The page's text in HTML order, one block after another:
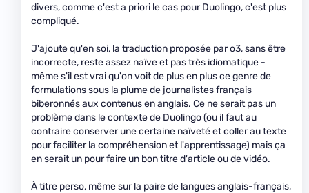
divers, comme c'est a priori le cas pour Duolingo, c'est plus
compliqué.
J'ajoute qu'en soi, la traduction proposée par o3, sans être
incorrecte, reste assez naïve et pas très idiomatique -
même s'il est vrai qu'on voit de plus en plus ce genre de
formulations sous la plume de journalistes français
biberonnés aux contenus en anglais. Ce ne serait pas un
problème dans le contexte de Duolingo (ou il faut au
contraire conserver une certaine naïveté et coller au texte
pour faciliter la compréhension et l'apprentissage) mais ça
en serait un pour faire un bon titre d'article ou de vidéo.
À titre perso, même sur la paire de langues anglais-français,